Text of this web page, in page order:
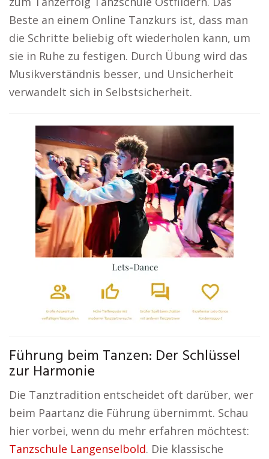
Beste an einem Online Tanzkurs ist, dass man
die Schritte beliebig oft wiederholen kann, um
sie in Ruhe zu festigen. Durch Übung wird das
Musikverständnis besser, und Unsicherheit
verwandelt sich in Selbstsicherheit.
Führung beim Tanzen: Der Schlüssel
zur Harmonie
Die Tanztradition entscheidet oft darüber, wer
beim Paartanz die Führung übernimmt. Schau
hier vorbei, wenn du mehr erfahren möchtest:
Tanzschule Langenselbold. Die klassische